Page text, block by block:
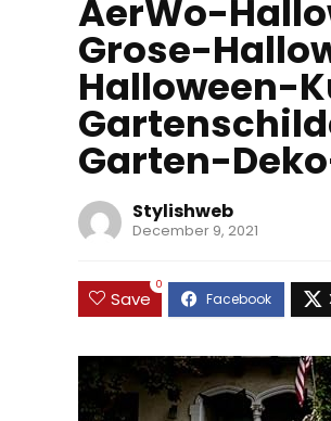
AerWo-
Grose-
Halloween-
Garten-
Stylishweb
December 9, 2021
Save
0